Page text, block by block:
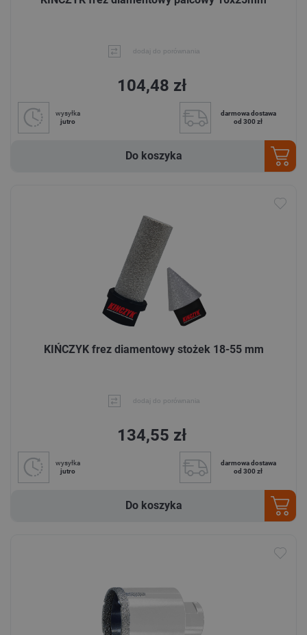
dodaj do porównania
104,48 zł
wysyłka
jutro
darmowa dostawa
od 300 zł
Do koszyka
KIŃCZYK frez diamentowy stożek 18-55 mm
dodaj do porównania
134,55 zł
wysyłka
jutro
darmowa dostawa
od 300 zł
Do koszyka